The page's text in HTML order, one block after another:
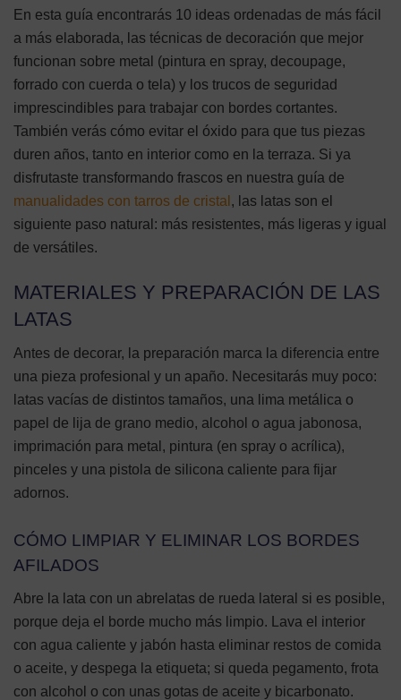
En esta guía encontrarás 10 ideas ordenadas de más fácil
a más elaborada, las técnicas de decoración que mejor
funcionan sobre metal (pintura en spray, decoupage,
forrado con cuerda o tela) y los trucos de seguridad
imprescindibles para trabajar con bordes cortantes.
También verás cómo evitar el óxido para que tus piezas
duren años, tanto en interior como en la terraza. Si ya
disfrutaste transformando frascos en nuestra guía de
manualidades con tarros de cristal , las latas son el
siguiente paso natural: más resistentes, más ligeras y igual
de versátiles.
MATERIALES Y PREPARACIÓN DE LAS
LATAS
Antes de decorar, la preparación marca la diferencia entre
una pieza profesional y un apaño. Necesitarás muy poco:
latas vacías de distintos tamaños, una lima metálica o
papel de lija de grano medio, alcohol o agua jabonosa,
imprimación para metal, pintura (en spray o acrílica),
pinceles y una pistola de silicona caliente para fijar
adornos.
CÓMO LIMPIAR Y ELIMINAR LOS BORDES
AFILADOS
Abre la lata con un abrelatas de rueda lateral si es posible,
porque deja el borde mucho más limpio. Lava el interior
con agua caliente y jabón hasta eliminar restos de comida
o aceite, y despega la etiqueta; si queda pegamento, frota
con alcohol o con unas gotas de aceite y bicarbonato.